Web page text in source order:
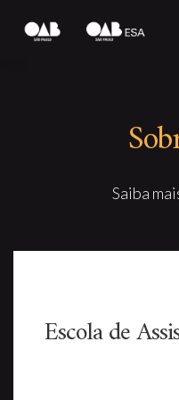
Saiba
Escola de